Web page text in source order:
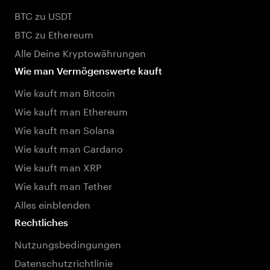
BTC zu USDT
BTC zu Ethereum
Alle Deine Kryptowährungen
Wie man Vermögenswerte kauft
Wie kauft man Bitcoin
Wie kauft man Ethereum
Wie kauft man Solana
Wie kauft man Cardano
Wie kauft man XRP
Wie kauft man Tether
Alles einblenden
Rechtliches
Nutzungsbedingungen
Datenschutzrichtlinie